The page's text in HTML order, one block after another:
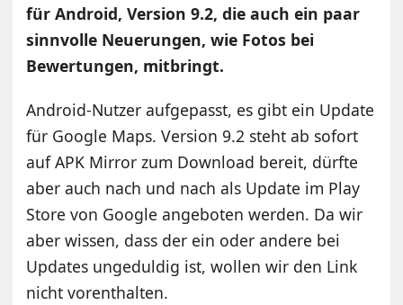
für Android, Version 9.2, die auch ein paar
sinnvolle Neuerungen, wie Fotos bei
Bewertungen, mitbringt.
Android-Nutzer aufgepasst, es gibt ein Update
für Google Maps. Version 9.2 steht ab sofort
auf APK Mirror zum Download bereit, dürfte
aber auch nach und nach als Update im Play
Store von Google angeboten werden. Da wir
aber wissen, dass der ein oder andere bei
Updates ungeduldig ist, wollen wir den Link
nicht vorenthalten.